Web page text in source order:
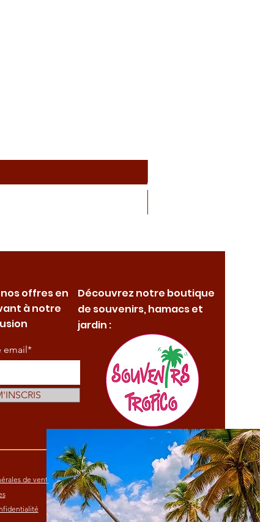
offres en
à notre
email*
de vente
Découvrez notre boutique
de souvenirs, hamacs et
jardin :